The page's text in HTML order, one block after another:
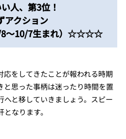
人、第3位！
アクション
8～10/7生まれ）☆☆☆☆
応をしてきたことが報われる時期
と思った事柄は迷ったり時間を置
へと移していきましょう。スピー
なります。